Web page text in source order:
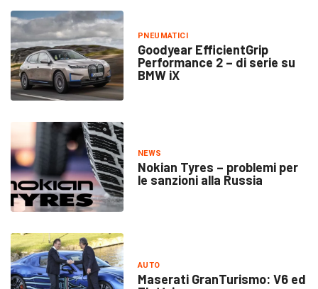
PNEUMATICI
Goodyear EfficientGrip
Performance 2 – di serie su
BMW iX
NEWS
Nokian Tyres – problemi per
le sanzioni alla Russia
AUTO
Maserati GranTurismo: V6 ed